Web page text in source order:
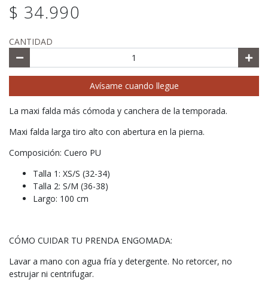
$ 34.990
CANTIDAD
Avísame cuando llegue
La maxi falda más cómoda y canchera de la temporada.
Maxi falda larga tiro alto con abertura en la pierna.
Composición: Cuero PU
Talla 1: XS/S (32-34)
Talla 2: S/M (36-38)
Largo: 100 cm
CÓMO CUIDAR TU PRENDA ENGOMADA:
Lavar a mano con agua fría y detergente. No retorcer, no
estrujar ni centrifugar.